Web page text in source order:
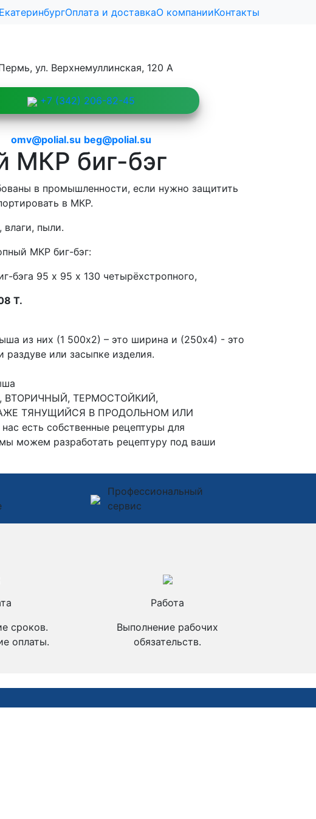
Оплата и доставкаО компанииКонтакты
ул. Верхнемуллинская, 120 А
+7 (342) 206-82-45
omv@polial.su beg@polial.su
МКР биг-бэг
в промышленности, если нужно защитить
в МКР.
пыли.
МКР биг-бэг:
бэга 95 х 95 х 130 четырёхстропного,
Т.
из них (1 500х2) – это ширина и (250х4) - это
или засыпке изделия.
ВТОРИЧНЫЙ, ТЕРМОСТОЙКИЙ,
ТЯНУЩИЙСЯ В ПРОДОЛЬНОМ ИЛИ
есть собственные рецептуры для
можем разработать рецептуру под ваши
Профессиональный
сервис
сроков.
оплаты.
Работа
Выполнение рабочих
обязательств.